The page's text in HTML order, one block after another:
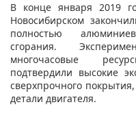
В конце января 2019
Новосибирском
полностью
сгорания.
многочасовые
подтвердили высокие
сверхпрочного
детали двигателя.